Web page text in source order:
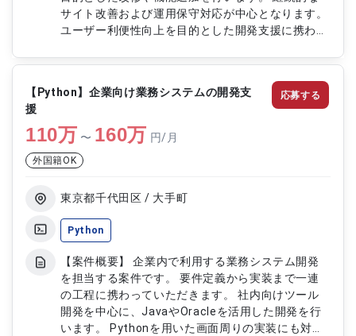
サイト改善および運用保守対応が中心となります。
ユーザー利便性向上を目的とした開発支援に携わっ
トの保守および開発対応 ・既存機能の改修および
追加開発 ・不具合調査および修正対応 ・テスト実
施および品質確認対応 ・運用保守および関連ドキ
【Python】企業向け業務システムの開発支
援
110万 〜 160万 円/月
外国籍OK
東京都千代田区 / 大手町
Python
【案件概要】 企業内で利用する業務システム開発
を担当する案件です。 要件定義から実装まで一連
の工程に携わっていただきます。 社内向けツール
開発を中心に、JavaやOracleを活用した開発を行
います。 Pythonを用いた画面周りの実装にも対応
応募する